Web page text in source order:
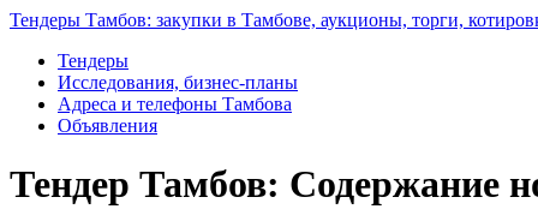
Тендеры Тамбов: закупки в Тамбове, аукционы, торги,
Тендеры
Исследования, бизнес-планы
Адреса и телефоны Тамбова
Объявления
Тендер Тамбов: Содержание